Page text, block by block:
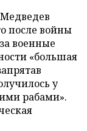
после войны
военные
«большая
у
рабами».